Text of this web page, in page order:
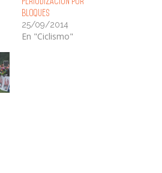
Bloques
25/09/2014
En "Ciclismo"